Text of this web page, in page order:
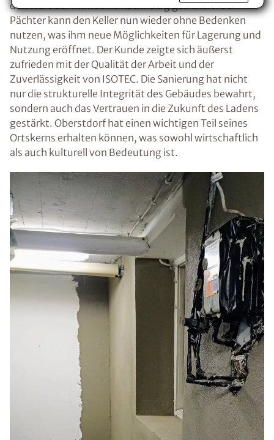
den Wert der Immobilie nachhaltig gesichert. Der
Pächter kann den Keller nun wieder ohne Bedenken
nutzen, was ihm neue Möglichkeiten für Lagerung und
Nutzung eröffnet. Der Kunde zeigte sich äußerst
zufrieden mit der Qualität der Arbeit und der
Zuverlässigkeit von ISOTEC. Die Sanierung hat nicht
nur die strukturelle Integrität des Gebäudes bewahrt,
sondern auch das Vertrauen in die Zukunft des Ladens
gestärkt. Oberstdorf hat einen wichtigen Teil seines
Ortskerns erhalten können, was sowohl wirtschaftlich
als auch kulturell von Bedeutung ist.
Voraussetzung für den Erhalt des kostenfreien
Ratgebers ist die Anmeldung zu unserem Newsletter.